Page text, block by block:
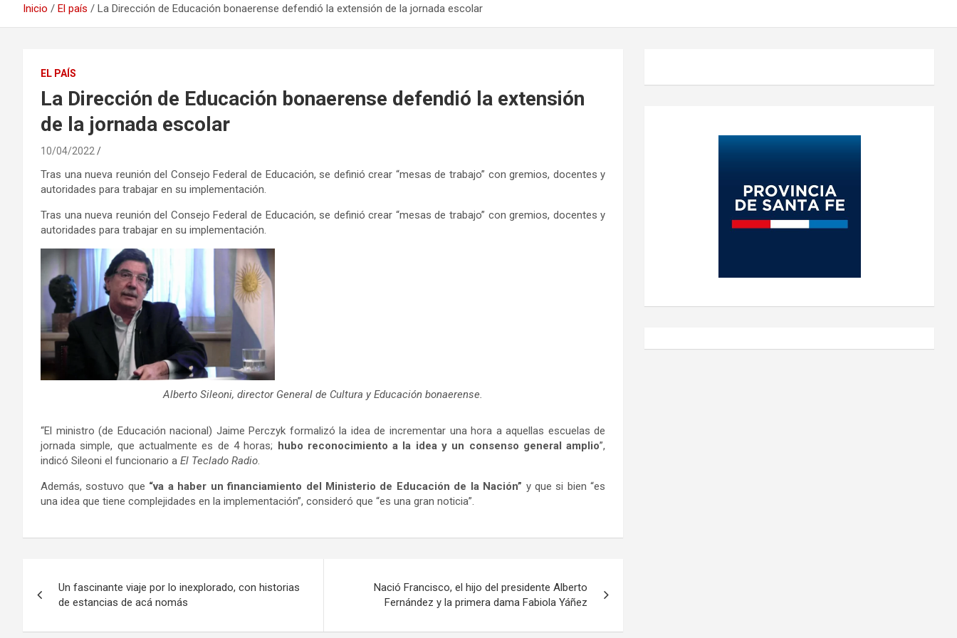
Inicio El país La Dirección de Educación bonaerense defendió la extensión de la jornada escolar
EL PAÍS
La Dirección de Educación bonaerense defendió la extensión
de la jornada escolar
10/04/2022
Tras una nueva reunión del Consejo Federal de Educación, se definió crear “mesas de trabajo” con gremios, docentes y
autoridades para trabajar en su implementación.
Tras una nueva reunión del Consejo Federal de Educación, se definió crear “mesas de trabajo” con gremios, docentes y
autoridades para trabajar en su implementación.
Alberto Sileoni, director General de Cultura y Educación bonaerense.
“El ministro (de Educación nacional) Jaime Perczyk formalizó la idea de incrementar una hora a aquellas escuelas de
jornada simple, que actualmente es de 4 horas; hubo reconocimiento a la idea y un consenso general amplio”,
indicó Sileoni el funcionario a El Teclado Radio.
Además, sostuvo que “va a haber un financiamiento del Ministerio de Educación de la Nación” y que si bien “es
una idea que tiene complejidades en la implementación”, consideró que “es una gran noticia”.
de
entradas
Un fascinante viaje por lo inexplorado, con historias
de estancias de acá nomás
Nació Francisco, el hijo del presidente Alberto
Fernández y la primera dama Fabiola Yáñez